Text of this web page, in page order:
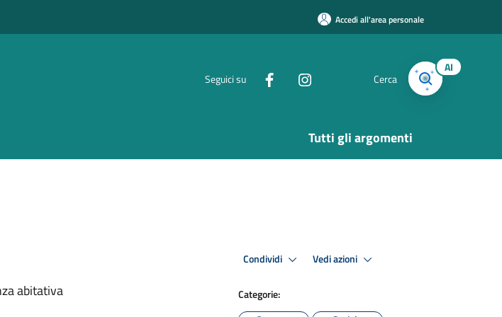
Accedi all'area personale
Seguici su Cerca
AI
Tutti gli argomenti
abitativa
Condividi Vedi azioni
Categorie: